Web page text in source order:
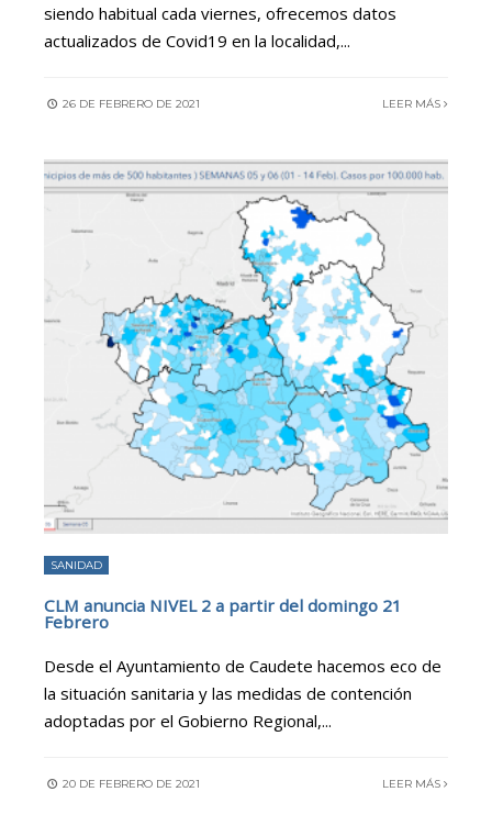
siendo habitual cada viernes, ofrecemos datos
actualizados de Covid19 en la localidad,...
26 DE FEBRERO DE 2021 LEER MÁS
SANIDAD
CLM anuncia NIVEL 2 a partir del domingo 21
Febrero
Desde el Ayuntamiento de Caudete hacemos eco de
la situación sanitaria y las medidas de contención
adoptadas por el Gobierno Regional,...
20 DE FEBRERO DE 2021 LEER MÁS